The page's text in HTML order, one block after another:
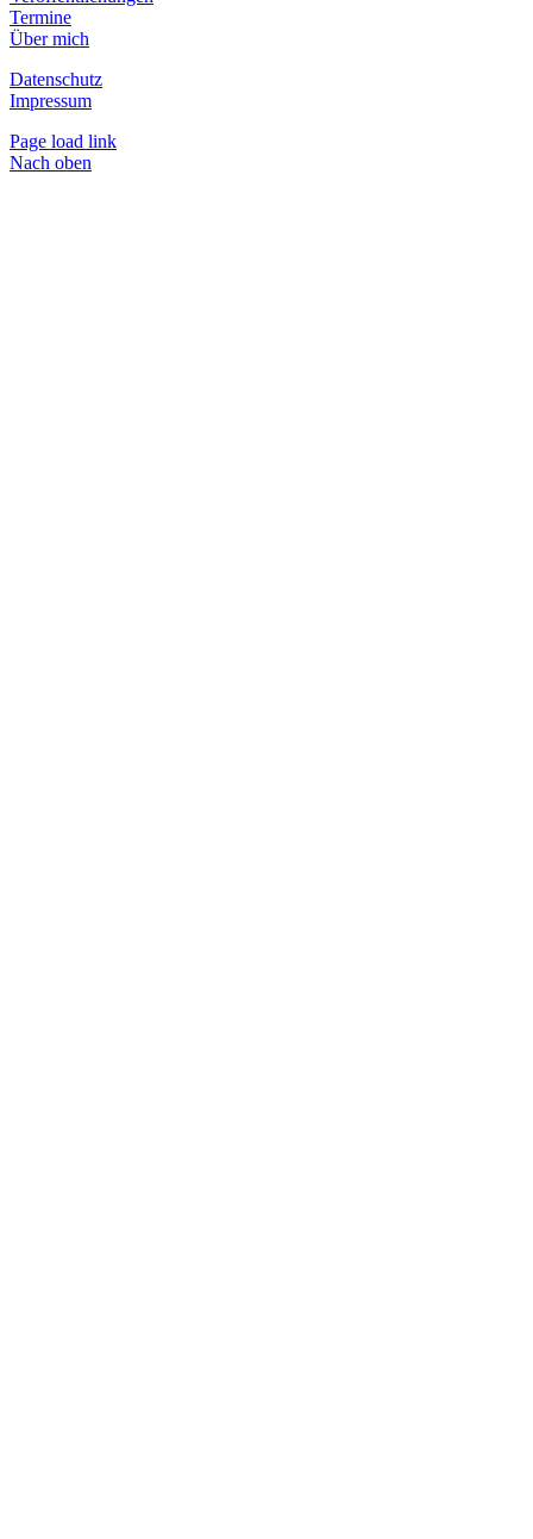
Termine
Über mich
Datenschutz
Impressum
Page load link
Nach oben